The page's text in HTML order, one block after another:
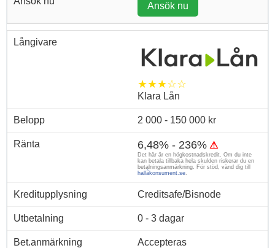
Ansök nu
★★★☆☆
Klara Lån
2 000 - 150 000 kr
6,48% - 236% ⚠
Det här är en högkostnadskredit. Om du inte
kan betala tillbaka hela skulden riskerar du en
betalningsanmärkning. För stöd, vänd dig till
hallåkonsument.se.
Creditsafe/Bisnode
0 - 3 dagar
Accepteras